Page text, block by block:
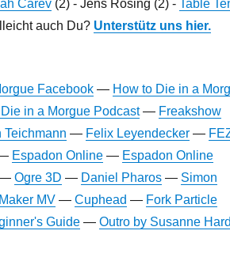
Carev (2) - Jens Rösing (2) -Table
auch Du? Unterstütz uns hier.
Facebook — How to Die in a
in a Morgue Podcast— Freakshow
Teichmann — Felix Leyendecker —
Espadon Online — Espadon Online
Ogre 3D — Daniel Pharos — Simon
MV —Cuphead — Fork Particle
Guide —Outro by Susanne